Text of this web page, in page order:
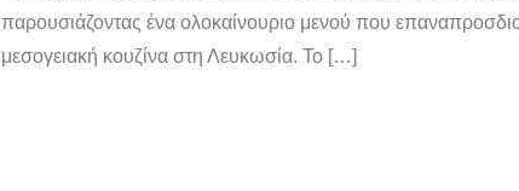
παρουσιάζοντας ένα ολοκαίνουριο μενού που
μεσογειακή κουζίνα στη Λευκωσία. Το […]